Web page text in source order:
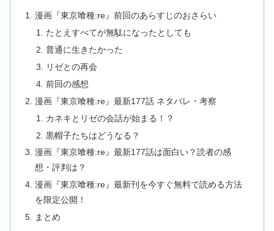
漫画『東京喰種:re』前回のあらすじのおさらい
たとえすべてが無駄になったとしても
普通に生きたかった
リゼとの再会
前回の感想
漫画『東京喰種:re』最新177話 ネタバレ・考察
カネキとリゼの会話が始まる！？
黒帽子たちはどうなる？
漫画『東京喰種:re』最新177話は面白い？読者の感
想・評判は？
漫画『東京喰種:re』最新刊を今すぐ無料で読める方法
を限定公開！
まとめ